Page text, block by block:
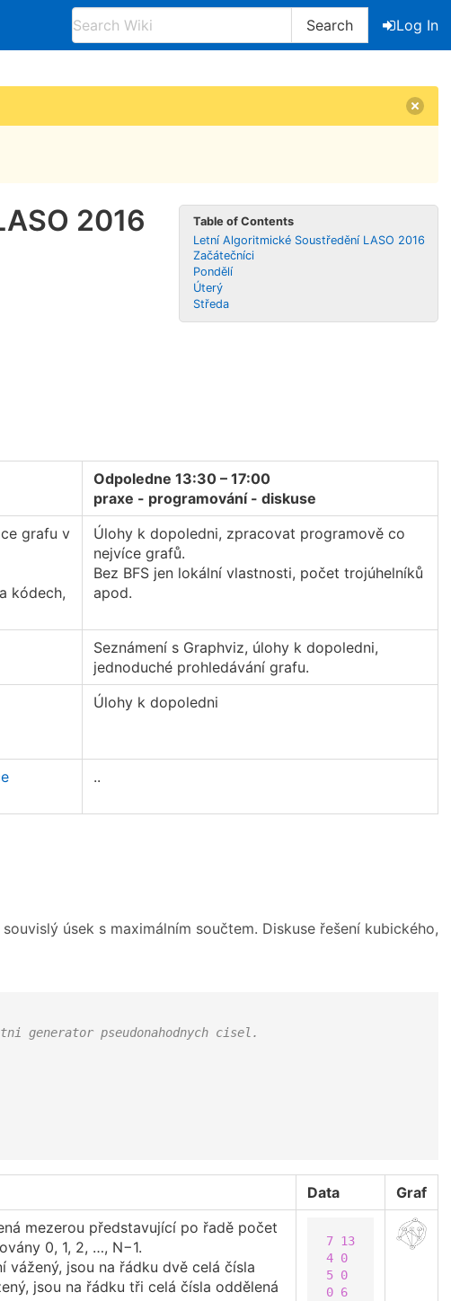
Search
Log In
Table of Contents
Letní Algoritmické Soustředění LASO 2016
Začátečníci
Pondělí
Úterý
Středa
2016
Odpoledne 13:30 – 17:00
praxe - programování - diskuse
grafu v
kódech,
Úlohy k dopoledni, zpracovat programově co
nejvíce grafů.
Bez BFS jen lokální vlastnosti, počet trojúhelníků
apod.
Seznámení s Graphviz, úlohy k dopoledni,
jednoduché prohledávání grafu.
Úlohy k dopoledni
..
úsek s maximálním součtem. Diskuse řešení kubického,
generator pseudonahodnych cisel.
Data
Graf
mezerou představující po řadě počet
0, 1, 2, …, N−1.
vážený, jsou na řádku dvě celá čísla
jsou na řádku tři celá čísla oddělená
7 13
4 0
5 0
0 6